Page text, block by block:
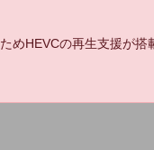
馬君ってお友達とな
HEVCの再生支援が搭